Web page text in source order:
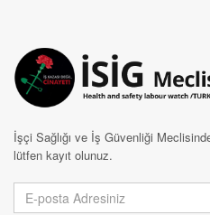
İşçi Sağlığı ve İş Güvenliği
lütfen kayıt olunuz.